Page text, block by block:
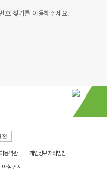
호 찾기를 이용해주세요.
전
이용약관
개인정보 처리방침
침편지